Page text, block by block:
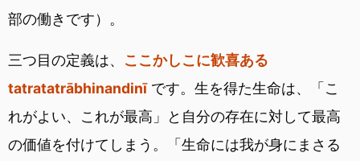
部の働きです）。
三つ目の定義は、 ここかしこに歓喜ある
tatratatrābhinandinīです。生を得た生命は、「こ
れがよい、これが最高」と自分の存在に対して最高
の価値を付けてしまう。「生命には我が身にまさる